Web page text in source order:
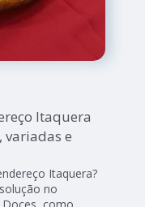
Itaquera
variadas e
Itaquera?
no